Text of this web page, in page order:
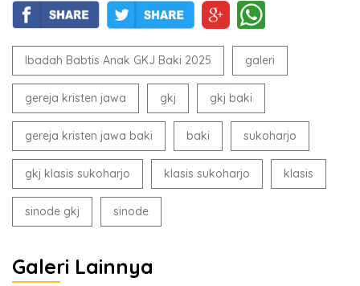
Ibadah Babtis Anak GKJ Baki 2025 galeri
gereja kristen jawa gkj gkj baki
gereja kristen jawa baki baki sukoharjo
gkj klasis sukoharjo klasis sukoharjo klasis
sinode gkj sinode
Galeri Lainnya